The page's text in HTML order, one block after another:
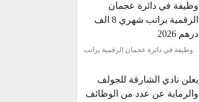
وظيفة في دائرة عجمان
الرقمية براتب شهري 8 الف
درهم 2026
وظيفة في دائرة عجمان الرقمية براتب
يعلن نادي الشارقة للجولف
والرماية عن عدد من الوظائف